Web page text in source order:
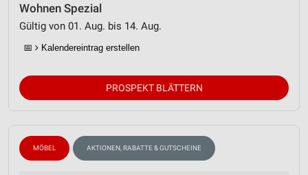
Wohnen Spezial
Gültig von 01. Aug. bis 14. Aug.
📅 Kalendereintrag erstellen
PROSPEKT BLÄTTERN
MÖBEL AKTIONEN, RABATTE & GUTSCHEINE